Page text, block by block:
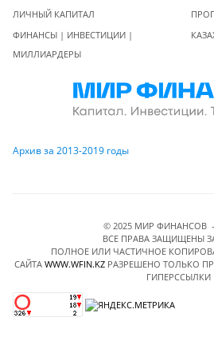
ЛИЧНЫЙ КАПИТАЛ
ФИНАНСЫ | ИНВЕСТИЦИИ |
МИЛЛИАРДЕРЫ
Архив за 2013-2019 годы
© 2025 МИР ФИНАНСОВ -
ВСЕ ПРАВА ЗАЩИЩЕНЫ
ПОЛНОЕ ИЛИ ЧАСТИЧНОЕ
САЙТА WWW.WFIN.KZРАЗРЕШЕНО ТОЛЬКО
ГИПЕРССЫЛКИ